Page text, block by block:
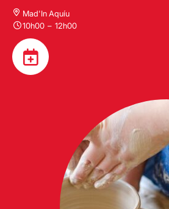
Mad'In Aquíu
10h00 – 12h00